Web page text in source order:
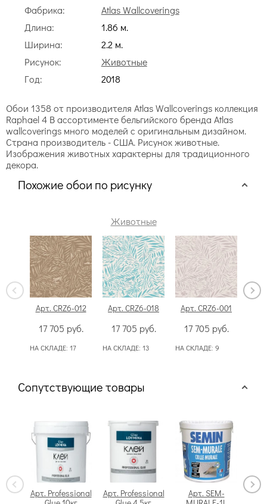
Фабрика:
Atlas Wallcoverings
Длина:
1.86 м.
Ширина:
2.2 м.
Рисунок:
Животные
Год:
2018
Обои 1358 от производителя Atlas Wallcoverings коллекция
Raphael 4 В ассортименте бельгийского бренда Atlas
wallcoverings много моделей с оригинальным дизайном.
Страна производитель - США. Рисунок животные.
Изображения животных характерны для традиционного
декора.
Похожие обои по рисунку
Животные
Арт. CRZ6-012
17 705 руб.
НА СКЛАДЕ: 17
Арт. CRZ6-018
17 705 руб.
НА СКЛАДЕ: 13
Арт. CRZ6-001
17 705 руб.
НА СКЛАДЕ: 9
Сопутствующие товары
Арт. Professional
Арт. Professional
Арт. SEM-